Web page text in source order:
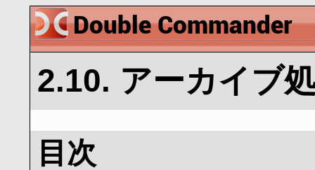
2.10. アーカイブ
目次